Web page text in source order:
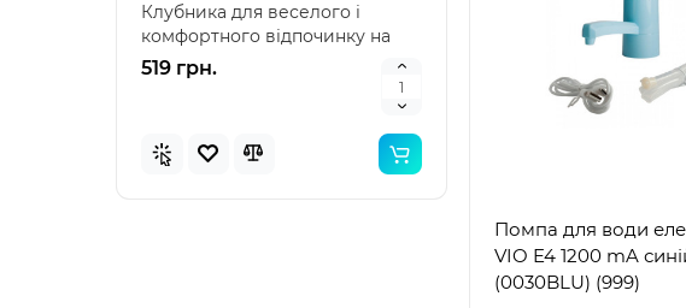
Клубника для веселого і
комфортного відпочинку на
воді Intex 58781 – я..
519 грн.
надувний дитячий
"Зелений" Intex
класичний надувн..
Помпа для води
VIO E4 1200 mA
(0030BLU) (999)